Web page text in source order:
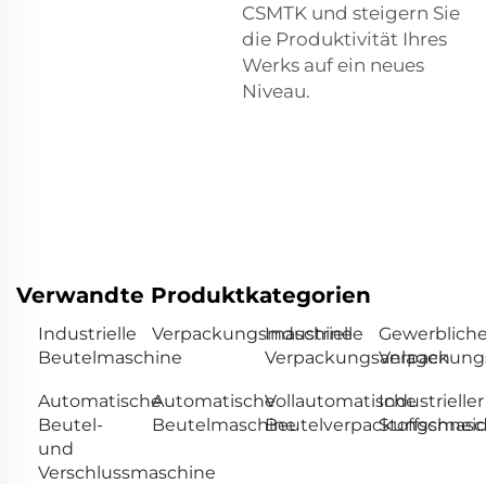
CSMTK und steigern Sie
die Produktivität Ihres
Werks auf ein neues
Niveau.
Verwandte Produktkategorien
Industrielle
Beutelmaschine
Verpackungsmaschine
Industrielle
Verpackungsanlagen
Automatische
Beutel-
und
Verschlussmaschine
Automatische
Beutelmaschine
VollautomatischeIndustrieller